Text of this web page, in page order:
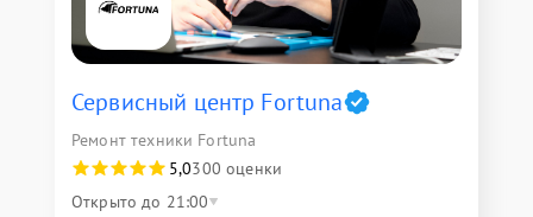
Сервисный центр Fortuna
Ремонт техники Fortuna
5,0300 оценки
Открыто до 21:00